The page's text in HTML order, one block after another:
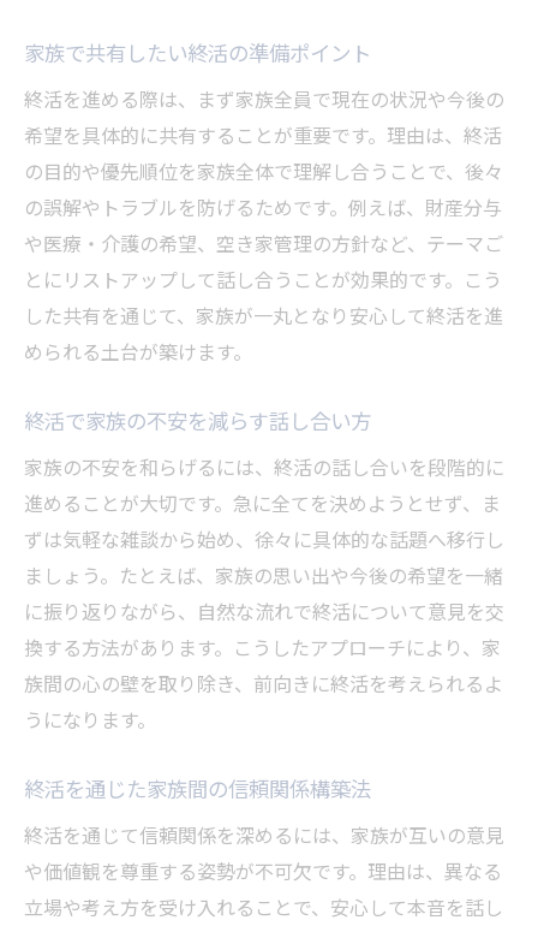
家族で共有したい終活の準備ポイント
終活を進める際は、まず家族全員で現在の状況や今後の
希望を具体的に共有することが重要です。理由は、終活
の目的や優先順位を家族全体で理解し合うことで、後々
の誤解やトラブルを防げるためです。例えば、財産分与
や医療・介護の希望、空き家管理の方針など、テーマご
とにリストアップして話し合うことが効果的です。こう
した共有を通じて、家族が一丸となり安心して終活を進
められる土台が築けます。
終活で家族の不安を減らす話し合い方
家族の不安を和らげるには、終活の話し合いを段階的に
進めることが大切です。急に全てを決めようとせず、ま
ずは気軽な雑談から始め、徐々に具体的な話題へ移行し
ましょう。たとえば、家族の思い出や今後の希望を一緒
に振り返りながら、自然な流れで終活について意見を交
換する方法があります。こうしたアプローチにより、家
族間の心の壁を取り除き、前向きに終活を考えられるよ
うになります。
終活を通じた家族間の信頼関係構築法
終活を通じて信頼関係を深めるには、家族が互いの意見
や価値観を尊重する姿勢が不可欠です。理由は、異なる
立場や考え方を受け入れることで、安心して本音を話し